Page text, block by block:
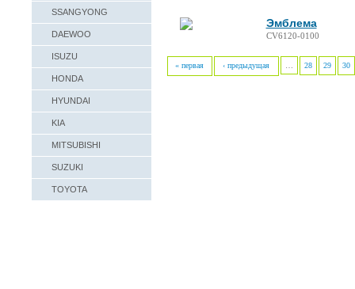
SSANGYONG
DAEWOO
ISUZU
HONDA
HYUNDAI
KIA
MITSUBISHI
SUZUKI
TOYOTA
Эмблема
CV6120-0100
« первая ‹ предыдущая 28 29 30